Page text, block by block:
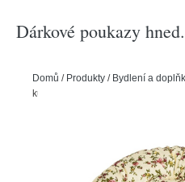
Dárkové poukazy
Domů / Produkty / Bydlení a
kulatý Růžička, 40 x 40 cm